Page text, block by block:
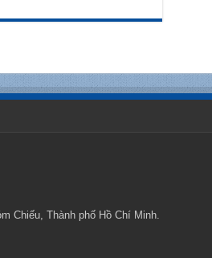
Chiếu, Thành phố Hồ Chí Minh.